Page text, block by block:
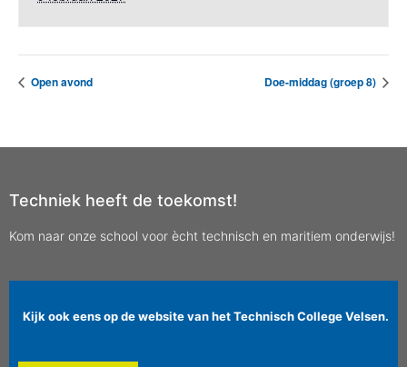
Open avond Doe-middag (groep 8)
Techniek heeft de toekomst!
Kom naar onze school voor ècht technisch en maritiem onderwijs!
Kijk ook eens op de website van het Technisch College Velsen.